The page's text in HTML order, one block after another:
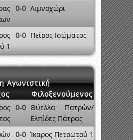
0-0 Λιμνοχώρι
1
0-0 Πείρος Ισώματος
Αγωνιστική
Φιλοξενούμενος
0-0 Θύελλα Πατρών/
Ελπίδες Πάτρας
0-0 Ίκαρος Πετρωτού 1